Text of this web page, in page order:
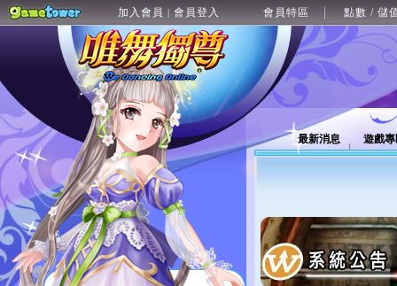
加入會員 | 會員登入 會員特區 點數 / 儲
最新消息 遊戲